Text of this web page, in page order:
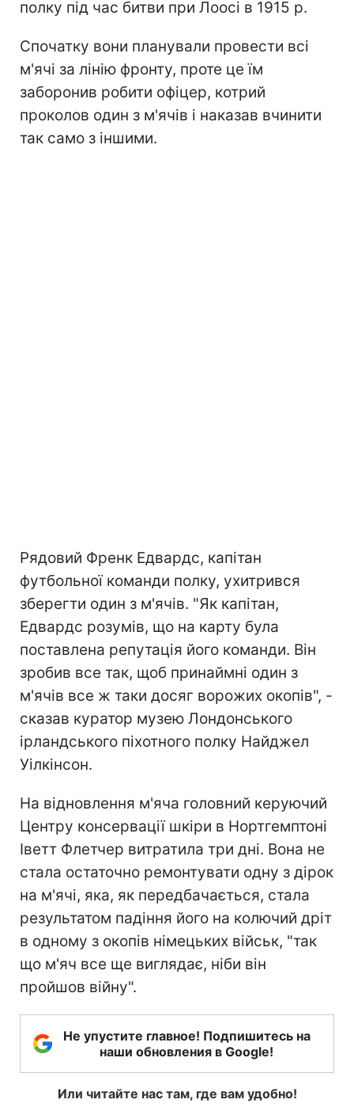
полку під час битви при Лоосі в 1915 р.
Спочатку вони планували провести всі
м'ячі за лінію фронту, проте це їм
заборонив робити офіцер, котрий
проколов один з м'ячів і наказав вчинити
так само з іншими.
Рядовий Френк Едвардс, капітан
футбольної команди полку, ухитрився
зберегти один з м'ячів. "Як капітан,
Едвардс розумів, що на карту була
поставлена ​​репутація його команди. Він
зробив все так, щоб принаймні один з
м'ячів все ж таки досяг ворожих окопів", -
сказав куратор музею Лондонського
ірландського піхотного полку Найджел
Уілкінсон.
На відновлення м'яча головний керуючий
Центру консервації шкіри в Нортгемптоні
Іветт Флетчер витратила три дні. Вона не
стала остаточно ремонтувати одну з дірок
на м'ячі, яка, як передбачається, стала
результатом падіння його на колючий дріт
в одному з окопів німецьких військ, "так
що м'яч все ще виглядає, ніби він
пройшов війну".
Не упустите главное! Подпишитесь на
наши обновления в Google!
Или читайте нас там, где вам удобно!